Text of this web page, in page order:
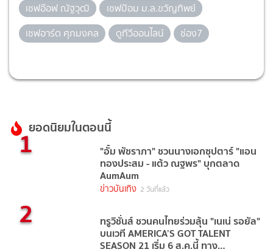
เชฟอ๊อฟ ณัฐวุฒิ
เชฟป้อม ม.ล.ขวัญทิพย์
เชฟอาร์ต ศุภมงคล
ดูทีวีออนไลน์ ช่อง7
ยอดนิยมในตอนนี้
1 "อั้ม พัชราภา" ชวนนางเอกซุปตาร์ "แอน
ทองประสม - แต้ว ณฐพร" บุกตลาด
AumAum
ข่าวบันเทิง 2 วันที่แล้ว
2 ทรูวิชั่นส์ ชวนคนไทยร่วมลุ้น "เนเน่ รอยัล"
บนเวที AMERICA’S GOT TALENT
SEASON 21 เริ่ม 6 ส.ค.นี้ ทาง